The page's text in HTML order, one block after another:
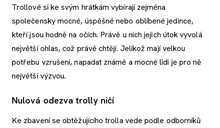
Trollové si ke svým hrátkám vybírají zejména
společensky mocné, úspěšné nebo oblíbené jedince,
kteří jsou hodně na očích. Právě u nich jejich útok vyvolá
největší ohlas, což právě chtějí. Jelikož mají velkou
potřebu vzrušení, napadat známé a mocné lidi je pro ně
největší výzvou.
Nulová odezva trolly ničí
Ke zbavení se obtěžujícího trolla vede podle odborníků